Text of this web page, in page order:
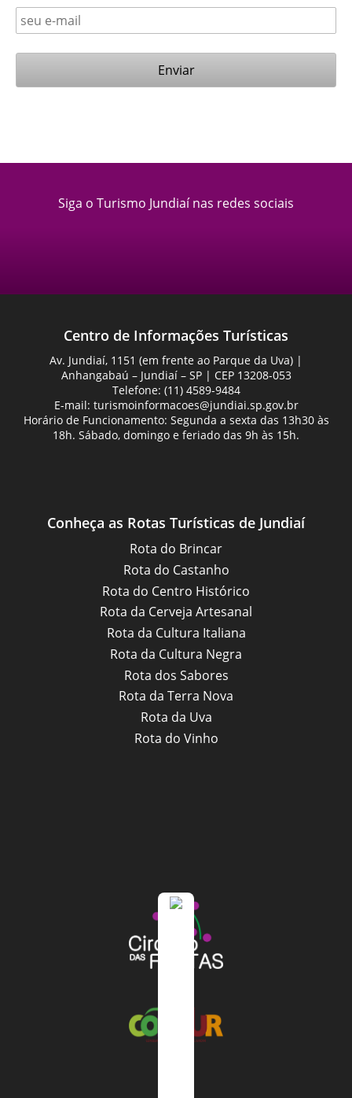
Siga o Turismo Jundiaí nas redes sociais
Conheça as Rotas Turísticas de Jundiaí
Rota do Brincar
Rota do Castanho
Rota do Centro Histórico
Rota da Cerveja Artesanal
Rota da Cultura Italiana
Rota da Cultura Negra
Rota dos Sabores
Rota da Terra Nova
Rota da Uva
Rota do Vinho
Centro de Informações Turísticas
Av. Jundiaí, 1151 (em frente ao Parque da Uva) |
Anhangabaú – Jundiaí – SP | CEP 13208-053
Telefone: (11) 4589-9484
E-mail: turismoinformacoes@jundiai.sp.gov.br
Horário de Funcionamento: Segunda a sexta das 13h30 às
18h. Sábado, domingo e feriado das 9h às 15h.